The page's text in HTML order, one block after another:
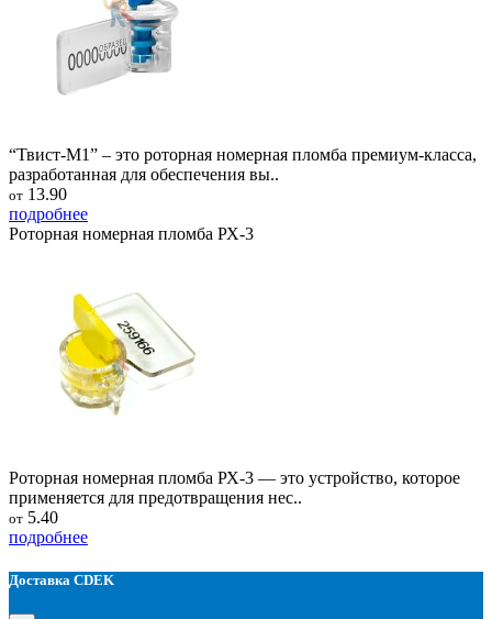
“Твист-М1” – это роторная номерная пломба премиум-класса,
разработанная для обеспечения вы..
от 13.90
подробнее
Роторная номерная пломба РХ-3
Роторная номерная пломба РХ-3 — это устройство, которое
применяется для предотвращения нес..
от 5.40
подробнее
Доставка CDEK